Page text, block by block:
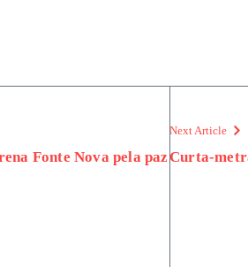
Fonte Nova pela paz
Next Article
Curta-